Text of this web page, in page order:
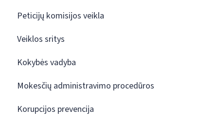
Peticijų komisijos veikla
Veiklos sritys
Kokybės vadyba
Mokesčių administravimo procedūros
Korupcijos prevencija